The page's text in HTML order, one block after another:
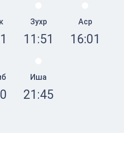
Зухр
11:51
Аср
16:01
Иша
21:45